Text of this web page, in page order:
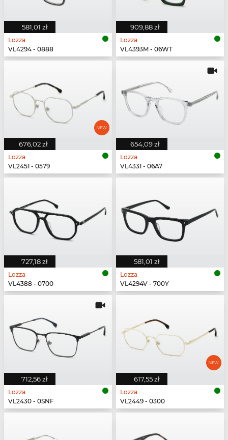
581,01 zł
Lozza
VL4294 - 0888
909,88 zł
Lozza
VL4393M - 06WT
676,02 zł
Lozza
VL2451 - 0579
654,09 zł
Lozza
VL4331 - 06A7
727,18 zł
Lozza
VL4388 - 0700
581,01 zł
Lozza
VL4294V - 700Y
712,56 zł
Lozza
VL2430 - 0SNF
617,55 zł
Lozza
VL2449 - 0300